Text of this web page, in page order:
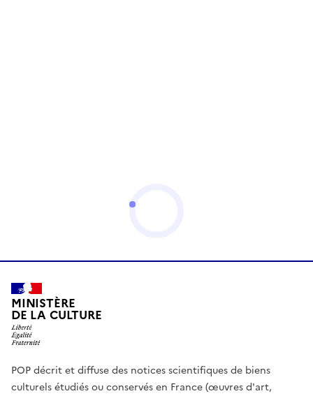
MINISTÈRE
DE LA CULTURE
POP décrit et diffuse des notices scientifiques de biens
culturels étudiés ou conservés en France (œuvres d'art,